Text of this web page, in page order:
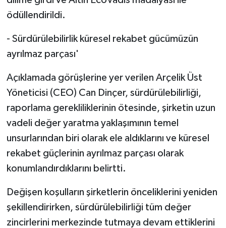
ödüllendirildi.
- Sürdürülebilirlik küresel rekabet gücümüzün
ayrılmaz parçası'
Açıklamada görüşlerine yer verilen Arçelik Üst
Yöneticisi (CEO) Can Dinçer, sürdürülebilirliği,
raporlama gerekliliklerinin ötesinde, şirketin uzun
vadeli değer yaratma yaklaşımının temel
unsurlarından biri olarak ele aldıklarını ve küresel
rekabet güçlerinin ayrılmaz parçası olarak
konumlandırdıklarını belirtti.
Değişen koşulların şirketlerin önceliklerini yeniden
şekillendirirken, sürdürülebilirliği tüm değer
zincirlerini merkezinde tutmaya devam ettiklerini